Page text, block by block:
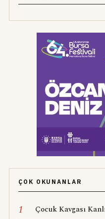
ÇOK OKUNANLAR
1 Çocuk Kavgası